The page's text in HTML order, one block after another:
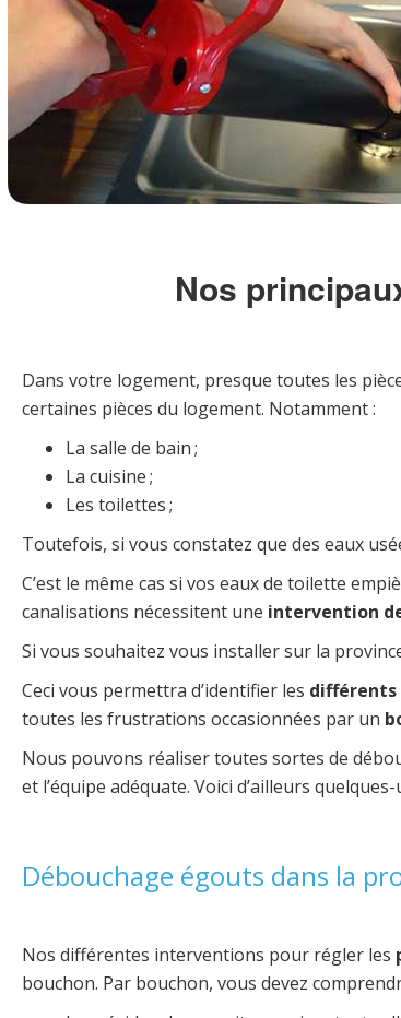
Nos
Dans votre logement, presque toutes les
certaines pièces du logement. Notamment :
La salle de bain ;
La cuisine ;
Les toilettes ;
Toutefois, si vous constatez que des eaux
C’est le même cas si vos eaux de toilette
canalisations nécessitent une intervention
Si vous souhaitez vous installer sur la
Ceci vous permettra d’identifier les différents
toutes les frustrations occasionnées par un
Nous pouvons réaliser toutes sortes de
et l’équipe adéquate. Voici d’ailleurs
Débouchage égouts dans la
Nos différentes interventions pour régler les
bouchon. Par bouchon, vous devez